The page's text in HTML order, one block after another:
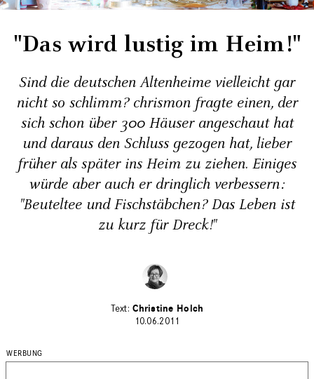
"Das wird lustig im Heim!"
Sind die deutschen Altenheime vielleicht gar
nicht so schlimm? chrismon fragte einen, der
sich schon über 300 Häuser angeschaut hat
und daraus den Schluss gezogen hat, lieber
früher als später ins Heim zu ziehen. Einiges
würde aber auch er dringlich verbessern:
"Beuteltee und Fischstäbchen? Das Leben ist
zu kurz für Dreck!"
Christine Holch
10.06.2011